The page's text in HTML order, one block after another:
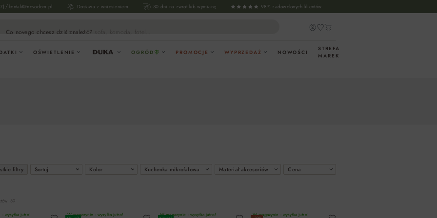
/ kontakt@novodom.pl Dostawa z wniesieniem 30 dni na zwrot lub wymianę 98% zadowolonych klientów
Co novego chcesz dziś znaleźć? sofa, komoda, fotel...
OŚWIETLENIE OGRÓD PROMOCJE WYPRZEDAŻ NOWOŚCI
STREFA
MAREK
filtry Cena
Sortuj Kolor Kuchenka mikrofalowa Materiał akcesoriów
39
wysyłka jutro! W magazynie - wysyłka jutro! W magazynie - wysyłka jutro! W magazynie - wysyłka jutro!